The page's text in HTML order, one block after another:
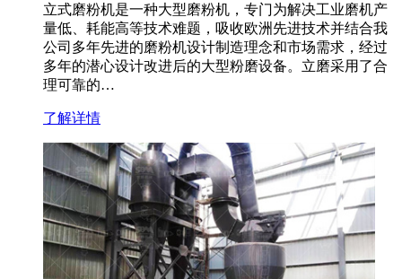
立式磨粉机是一种大型磨粉机，专门为解决工业磨机产
量低、耗能高等技术难题，吸收欧洲先进技术并结合我
公司多年先进的磨粉机设计制造理念和市场需求，经过
多年的潜心设计改进后的大型粉磨设备。立磨采用了合
理可靠的…
了解详情